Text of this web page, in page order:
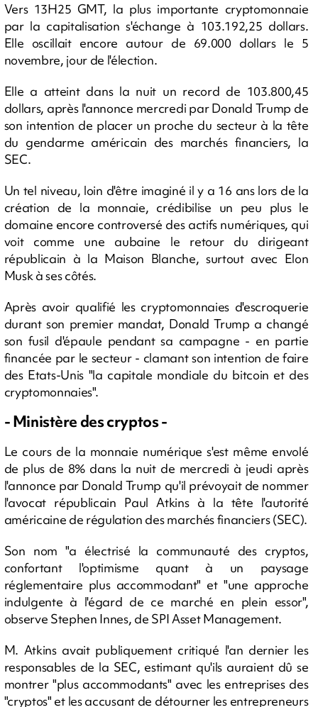
Vers 13H25 GMT, la plus importante cryptomonnaie
par la capitalisation s'échange à 103.192,25 dollars.
Elle oscillait encore autour de 69.000 dollars le 5
novembre, jour de l'élection.
Elle a atteint dans la nuit un record de 103.800,45
dollars, après l'annonce mercredi par Donald Trump de
son intention de placer un proche du secteur à la tête
du gendarme américain des marchés financiers, la
SEC.
Un tel niveau, loin d'être imaginé il y a 16 ans lors de la
création de la monnaie, crédibilise un peu plus le
domaine encore controversé des actifs numériques, qui
voit comme une aubaine le retour du dirigeant
républicain à la Maison Blanche, surtout avec Elon
Musk à ses côtés.
Après avoir qualifié les cryptomonnaies d'escroquerie
durant son premier mandat, Donald Trump a changé
son fusil d'épaule pendant sa campagne - en partie
financée par le secteur - clamant son intention de faire
des Etats-Unis "la capitale mondiale du bitcoin et des
cryptomonnaies".
- Ministère des cryptos -
Le cours de la monnaie numérique s'est même envolé
de plus de 8% dans la nuit de mercredi à jeudi après
l'annonce par Donald Trump qu'il prévoyait de nommer
l'avocat républicain Paul Atkins à la tête l'autorité
américaine de régulation des marchés financiers (SEC).
Son nom "a électrisé la communauté des cryptos,
confortant l'optimisme quant à un paysage
réglementaire plus accommodant" et "une approche
indulgente à l'égard de ce marché en plein essor",
observe Stephen Innes, de SPI Asset Management.
M. Atkins avait publiquement critiqué l'an dernier les
responsables de la SEC, estimant qu'ils auraient dû se
montrer "plus accommodants" avec les entreprises des
"cryptos" et les accusant de détourner les entrepreneurs